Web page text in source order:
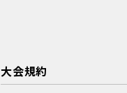
大会規約